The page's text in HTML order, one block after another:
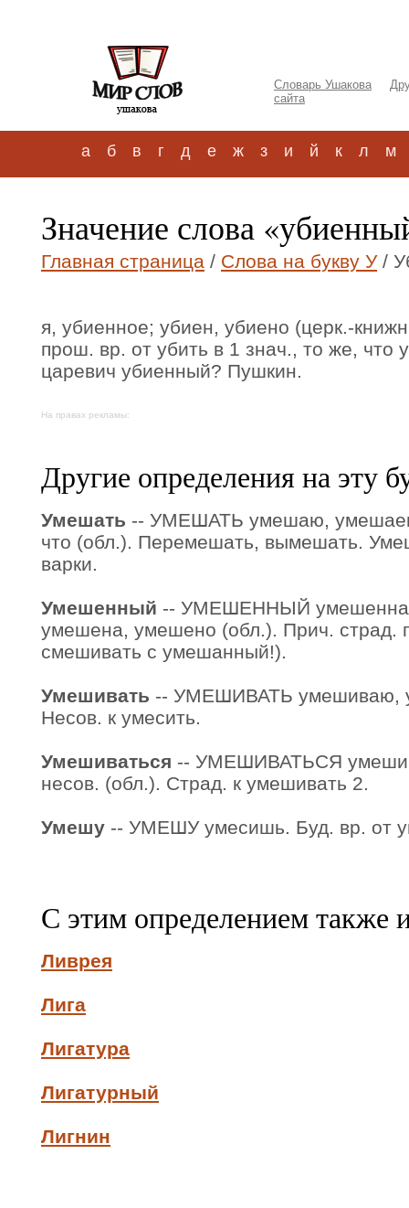
Словарь Ушакова
сайта
а б в г д е ж з и й к л м
Значение слова
Главная страница / Слова на букву У/
я, убиенное; убиен, убиено (церк.-
прош. вр. от убить в 1 знач., то же, что
царевич убиенный? Пушкин.
На правах рекламы:
Другие определения на эту
Умешать -- УМЕШАТЬ умешаю,
что (обл.). Перемешать, вымешать.
варки.
Умешенный -- УМЕШЕННЫЙ
умешена, умешено (обл.). Прич. страд.
смешивать с умешанный!).
Умешивать -- УМЕШИВАТЬ умешиваю,
Несов. к умесить.
Умешиваться -- УМЕШИВАТЬСЯ
несов. (обл.). Страд. к умешивать 2.
Умешу -- УМЕШУ умесишь. Буд. вр. от
С этим определением также
Ливрея
Лига
Лигатура
Лигатурный
Лигнин